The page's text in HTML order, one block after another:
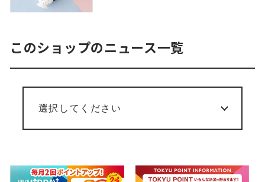
このショップのニュース一覧